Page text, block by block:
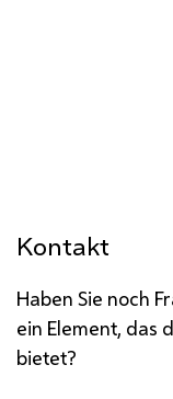
Kontakt
Haben Sie noch
ein Element, das
bietet?